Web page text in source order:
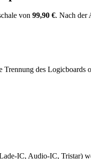
von 99,90 €. Nach der
des
IC, Audio-IC, Tristar)